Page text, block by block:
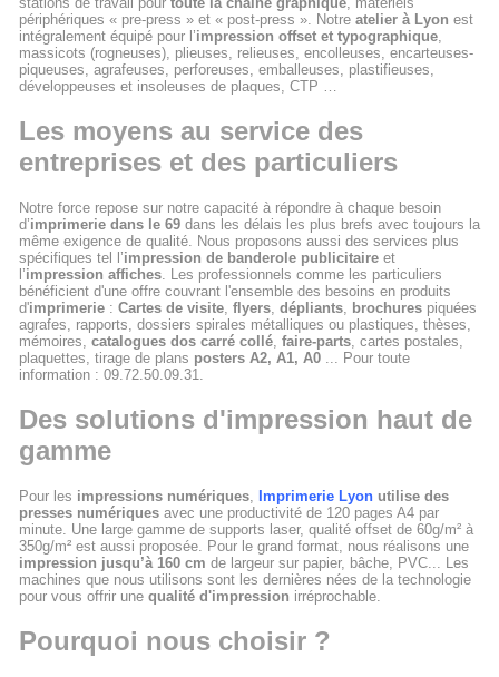
périphériques « pre-press » et « post-press ». Notreatelier à Lyon est
intégralement équipé pour l’impression offset et typographique,
massicots (rogneuses), plieuses, relieuses, encolleuses, encarteuses-
piqueuses, agrafeuses, perforeuses, emballeuses, plastifieuses,
développeuses et insoleuses de plaques, CTP …
Les moyens au service des
entreprises et des particuliers
Notre force repose sur notre capacité à répondre à chaque besoin
d’imprimerie dans le 69 dans les délais les plus brefs avec toujours la
même exigence de qualité. Nous proposons aussi des services plus
spécifiques tel l’impression de banderole publicitaire et
l’impression affiches. Les professionnels comme les particuliers
bénéficient d'une offre couvrant l'ensemble des besoins en produits
d'imprimerie :Cartes de visite,flyers,dépliants, brochures piquées
agrafes, rapports, dossiers spirales métalliques ou plastiques, thèses,
mémoires,catalogues dos carré collé,faire-parts, cartes postales,
plaquettes, tirage de plans posters A2, A1, A0 ... Pour toute
information : 09.72.50.09.31.
Des solutions d'impression haut de
gamme
Pour les impressions numériques, Imprimerie Lyon utilise des
presses numériques avec une productivité de 120 pages A4 par
minute. Une large gamme de supports laser, qualité offset de 60g/m² à
350g/m² est aussi proposée. Pour le grand format, nous réalisons une
impression jusqu’à 160 cm de largeur sur papier, bâche, PVC... Les
machines que nous utilisons sont les dernières nées de la technologie
pour vous offrir unequalité d'impression irréprochable.
Pourquoi nous choisir ?